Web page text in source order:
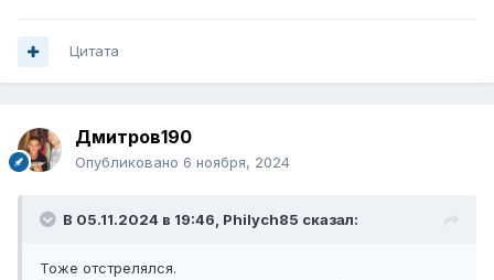
Цитата
Дмитров190
Опубликовано 6 ноября, 2024
В 05.11.2024 в 19:46, Philych85 сказал:
Тоже отстрелялся.